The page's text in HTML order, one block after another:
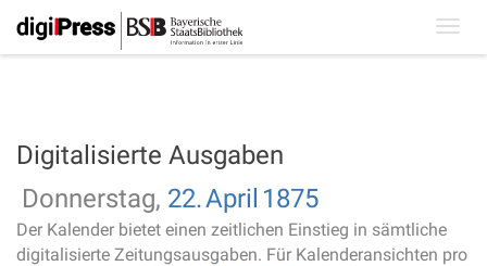
Digitalisierte Ausgaben
Donnerstag, 22.April 1875
Der Kalender bietet einen zeitlichen Einstieg in sämtliche
digitalisierte Zeitungsausgaben. Für Kalenderansichten pro